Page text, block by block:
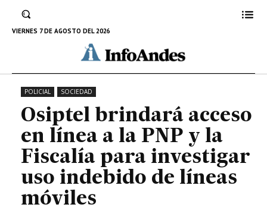
VIERNES 7 DE AGOSTO DEL 2026
Esta información se basará en lo reportado por
regulador.
13 DE NOVIEMBRE DE 2025
POLICIAL SOCIEDAD
Osiptel brindará acceso
en línea a la PNP y la
Fiscalía para investigar
uso indebido de líneas
móviles